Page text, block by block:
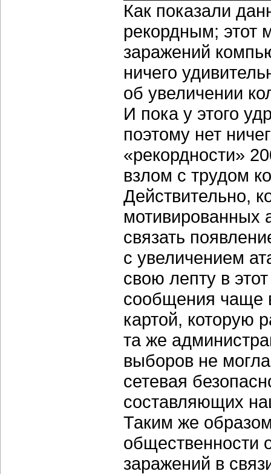
Как показали
рекордным; этот
заражений
ничего
об увеличении
И пока у этого
поэтому нет
«рекордности»
взлом с трудом
Действительно,
мотивированных
связать
с увеличением
свою лепту в
сообщения чаще
картой, которую
та же
выборов не
сетевая
составляющих
Таким же
общественности
заражений в